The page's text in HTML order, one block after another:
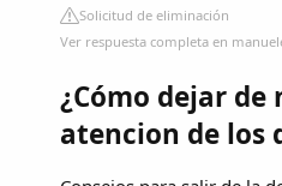
Solicitud de eliminación
Ver respuesta completa en
¿Cómo dejar de
atencion de los